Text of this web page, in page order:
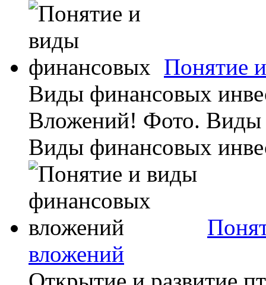
Понятие
Виды финансовых
Вложений! Фото. Виды
Виды финансовых
вложений